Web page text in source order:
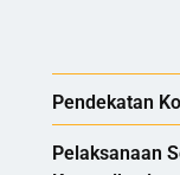
Pendekatan
Pelaksanaan